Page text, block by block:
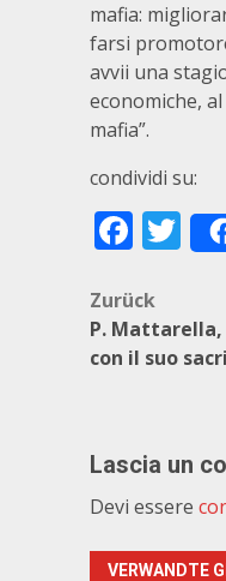
mafia:
farsi
avvii una
economiche,
mafia”.
condividi su:
Zurück
P. Mattarella,
con il suo
Lascia un
Devi essere
VERWANDTE